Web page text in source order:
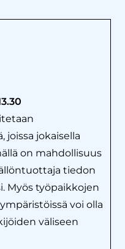
joissa jokaisella
on mahdollisuus
tiedon
Myös työpaikkojen
voi olla
väliseen